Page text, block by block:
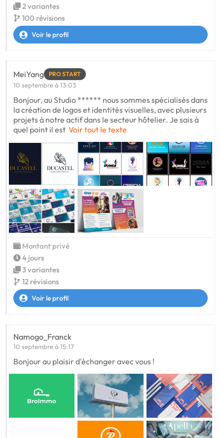
2 variantes
100 révisions
Voir le profil
MeiYang PRO START
10 septembre à 13:03
Bonjour, au Studio ****** nous sommes spécialisés dans
la création de logos et identités visuelles, avec plusieurs
projets à notre actif dans le secteur hôtelier. Je sais à
quel point il est Voir tout le texte
Montant privé
4 jours
3 variantes
12 révisions
Voir le profil
Namogo_Franck
10 septembre à 15:17
Bonjour au plaisir d'échanger avec vous !